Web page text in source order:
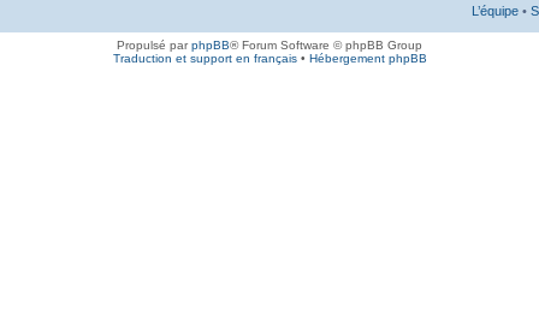
L’équipe •
Propulsé parphpBB® Forum Software © phpBB Group
Traduction et support en français• Hébergement phpBB